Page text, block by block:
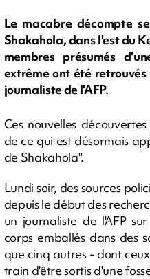
Le macabre décompte
Shakahola, dans l'est du
membres présumés
extrême ont été
journaliste de l'AFP.
Ces nouvelles
de ce qui est désormais
de Shakahola".
Lundi soir, des sources
depuis le début des
un journaliste de l'AFP
corps emballés dans des
que cinq autres - dont
train d'être sortis d'une